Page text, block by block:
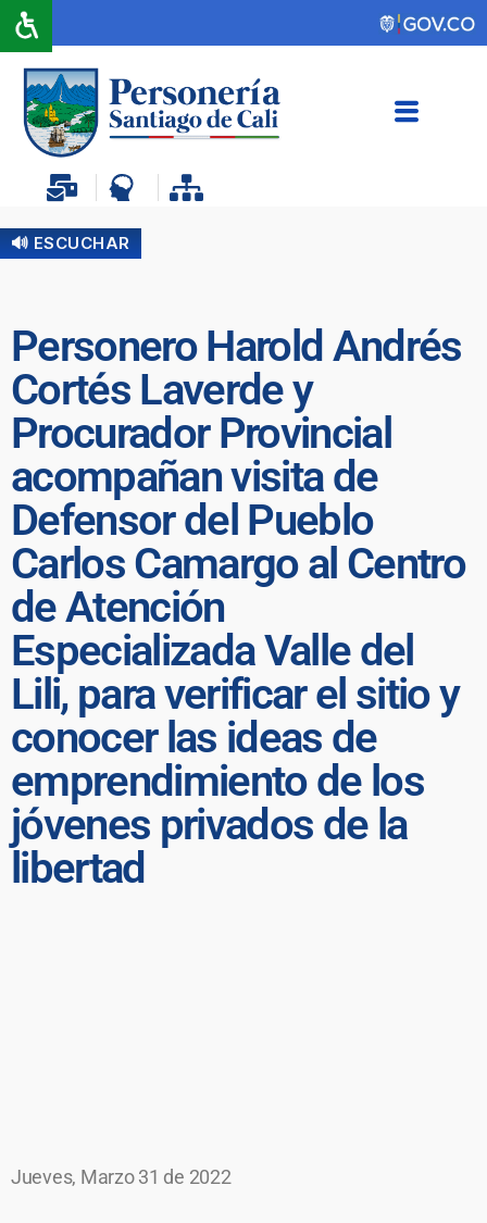
🔊 ESCUCHAR
Personero Harold Andrés
Cortés Laverde y
Procurador Provincial
acompañan visita de
Defensor del Pueblo
Carlos Camargo al Centro
de Atención
Especializada Valle del
Lili, para verificar el sitio y
conocer las ideas de
emprendimiento de los
jóvenes privados de la
libertad
Jueves, Marzo 31 de 2022